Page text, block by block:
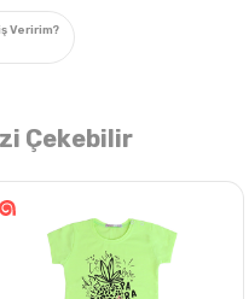
Sipariş Veririm?
Çekebilir